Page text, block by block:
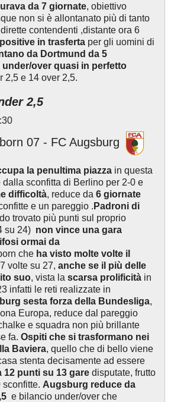
da 7 giornate, obiettivo
non si è allontanato più di tanto
contendenti ,distante ora 6
in trasferta per gli uomini di
da Dortmund da 5
under/over quasi in perfetto
2,5 e 14 over 2,5.
2,5
07 - FC Augsburg
la penultima piazza in questa
sconfitta di Berlino per 2-0 e
difficoltà, reduce da 6 giornate
e un pareggio . Padroni di
trovato più punti sul proprio
su 24) non vince una gara
ormai da
che ha visto molte volte il
volte su 27, anche se il più delle
suo, vista la scarsa prolificità in
infatti le reti realizzate in
sesta forza della Bundesliga,
Europa, reduce dal pareggio
e squadra non più brillante
fa. Ospiti che si trasformano nei
Baviera, quello che di bello viene
stenta decisamente ad essere
12 punti su 13 gare disputate, frutto
sconfitte. Augsburg reduce da
e bilancio under/over che